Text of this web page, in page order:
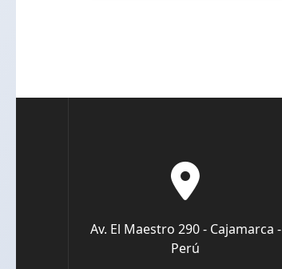
Av. El Maestro 290 - Cajamarca -
Perú